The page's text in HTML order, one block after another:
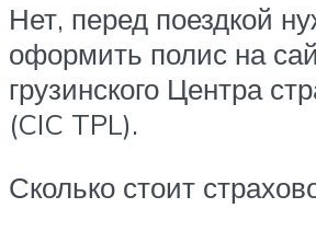
Нет, перед поездкой
оформить полис на
грузинского Центра
(CIC TPL).
Сколько стоит